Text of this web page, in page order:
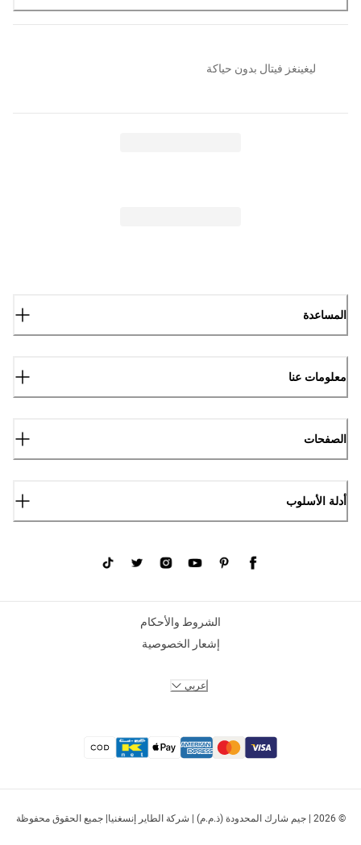
ليغينغز فيتال بدون حياكة
المساعدة
معلومات عنا
الصفحات
أدلة الأسلوب
© 2026 | جيم شارك المحدودة (ذ.م.م) | شركة الطاير إنسغنيا| جميع الحقوق محفوظة
الشروط والأحكام
إشعار الخصوصية
عربي